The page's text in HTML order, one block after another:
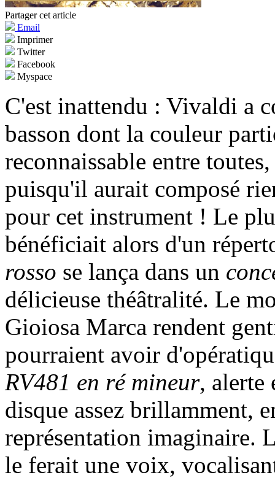
Partager cet article
Email
Imprimer
Twitter
Facebook
Myspace
C'est inattendu : Vivaldi a
basson dont la couleur
reconnaissable entre
puisqu'il aurait composé
pour cet instrument ! Le
bénéficiait alors d'un
rosso se lança dans un
délicieuse théâtralité. Le
Gioiosa Marca rendent
pourraient avoir
RV481 en ré mineur, alerte
disque assez brillamment,
représentation imaginaire.
le ferait une voix,